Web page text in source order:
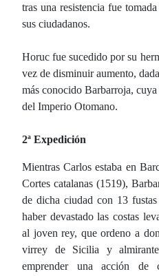
tras una resistencia fue
sus ciudadanos.
Horuc fue sucedido por su
vez de disminuir aumento,
más conocido Barbarroja,
del Imperio Otomano.
2ª Expedición
Mientras Carlos estaba en
Cortes catalanas (1519),
de dicha ciudad con 13
haber devastado las costas
al joven rey, que ordeno a
virrey de Sicilia y
emprender una acción de